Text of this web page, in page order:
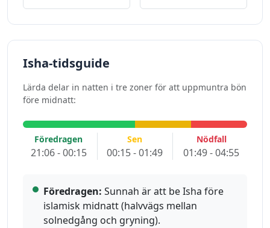
Isha-tidsguide
Lärda delar in natten i tre zoner för att uppmuntra bön
före midnatt:
Föredragen
21:06 - 00:15
Sen
00:15 - 01:49
Nödfall
01:49 - 04:55
Föredragen: Sunnah är att be Isha före
islamisk midnatt (halvvägs mellan
solnedgång och gryning).